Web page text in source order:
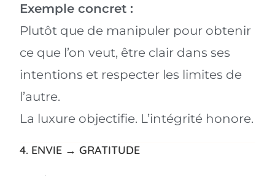
Exemple concret :
Plutôt que de manipuler pour obtenir
ce que l’on veut, être clair dans ses
intentions et respecter les limites de
l’autre.
La luxure objectifie. L’intégrité honore.
4. ENVIE → GRATITUDE